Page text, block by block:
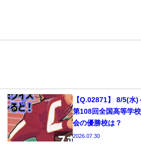
【Q.02871】 8/5(水)
第108回全国高等学
会の優勝校は？
2026.07.30